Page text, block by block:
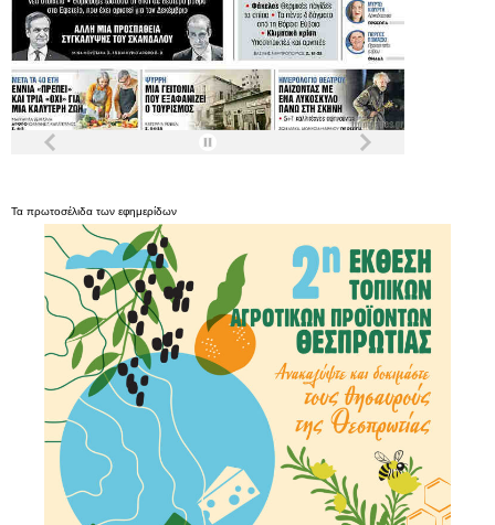
Τα πρωτοσέλιδα των εφημερίδων